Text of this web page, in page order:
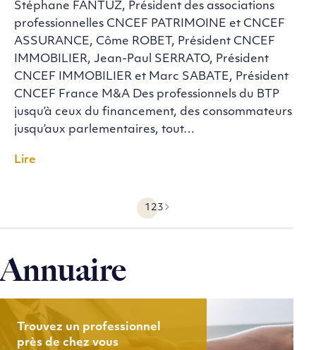
Stéphane FANTUZ, Président des associations
professionnelles CNCEF PATRIMOINE et CNCEF
ASSURANCE, Côme ROBET, Président CNCEF
IMMOBILIER, Jean-Paul SERRATO, Président
CNCEF IMMOBILIER et Marc SABATE, Président
CNCEF France M&A Des professionnels du BTP
jusqu’à ceux du financement, des consommateurs
jusqu’aux parlementaires, tout…
Lire
Précédent
1 23 Suivant
Annuaire
Trouvez un professionnel
près de chez vous